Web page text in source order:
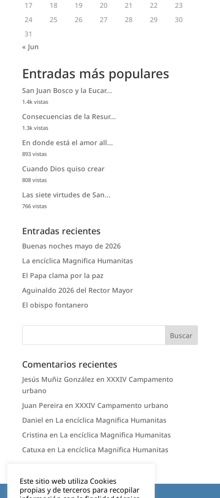
17
18 19 20 21 22
23
24
25 26 27 28 29
30
31
« Jun
Entradas más populares
San Juan Bosco y la Eucar...
1.4k vistas
Consecuencias de la Resur...
1.3k vistas
En donde está el amor all...
893 vistas
Cuando Dios quiso crear
808 vistas
Las siete virtudes de San...
766 vistas
Entradas recientes
Buenas noches mayo de 2026
La encíclica Magnifica Humanitas
El Papa clama por la paz
Aguinaldo 2026 del Rector Mayor
El obispo fontanero
Comentarios recientes
Jesús Muñiz González en XXXIV Campamento
urbano
Juan Pereira en XXXIV Campamento urbano
Daniel en La encíclica Magnifica Humanitas
Cristina en La encíclica Magnifica Humanitas
Catuxa en La encíclica Magnifica Humanitas
Aviso legal
Este sitio web utiliza Cookies
propias y de terceros para recopilar